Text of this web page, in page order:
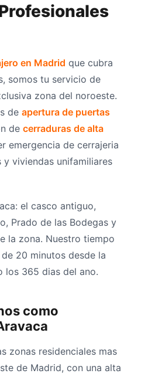
en Madrid que cubra
somos tu servicio de
zona del noroeste.
de apertura de puertas
de cerraduras de alta
emergencia de cerrajeria
y viviendas unifamiliares
el casco antiguo,
Prado de las Bodegas y
la zona. Nuestro tiempo
20 minutos desde la
los 365 dias del ano.
como
zonas residenciales mas
de Madrid, con una alta